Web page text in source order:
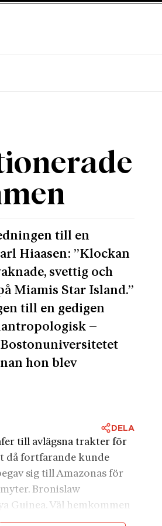
till en
Hiaasen: ”Klockan
svettig och
Miamis Star Island.”
till en gedigen
–
hon blev
DELA
till avlägsna trakter för
då fortfarande kunde
sig till Amazonas för
Bronislaw
Guinea. Väl hemkommen
idag antagligen skulle få